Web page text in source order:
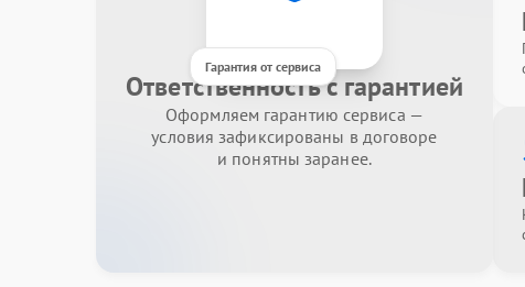
Гарантия от сервиса
Ответственность с гарантией
Оформляем гарантию сервиса —
условия зафиксированы в договоре
и понятны заранее.